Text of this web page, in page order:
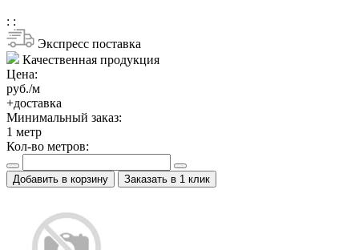
: :
Экспресс поставка
Качественная продукция
Цена:
руб./м
+доставка
Минимальный заказ:
1 метр
Кол-во метров:
Добавить в корзину Заказать в 1 клик